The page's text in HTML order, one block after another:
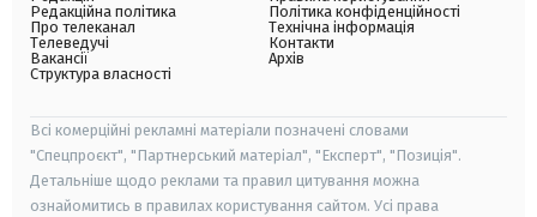
Редакційна політика
Про телеканал
Телеведучі
Вакансії
Структура власності
Політика конфіденційності
Технічна інформація
Контакти
Архів
Всі комерційні рекламні матеріали позначені словами
"Спецпроєкт", "Партнерський матеріал", "Експерт", "Позиція".
Детальніше щодо реклами та правил цитування можна
ознайомитись в правилах користування сайтом. Усі права